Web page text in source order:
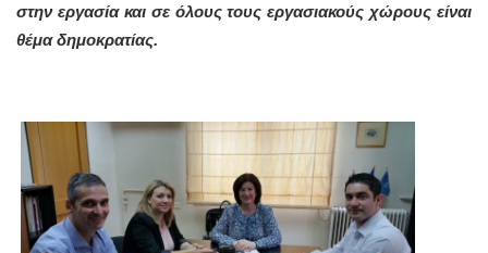
στην εργασία και σε όλους τους εργασιακούς χώρους είναι
θέμα δημοκρατίας.